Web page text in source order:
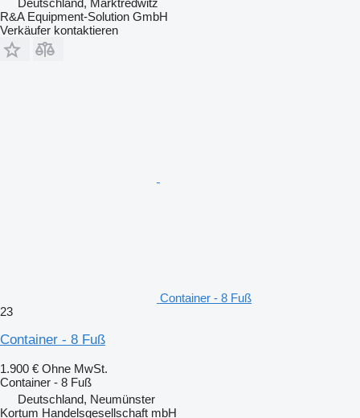
R&A Equipment-Solution GmbH
Verkäufer kontaktieren
Container - 8 Fuß
23
Container - 8 Fuß
1.900 € Ohne MwSt.
Container - 8 Fuß
Deutschland, Neumünster
Kortum Handelsgesellschaft mbH